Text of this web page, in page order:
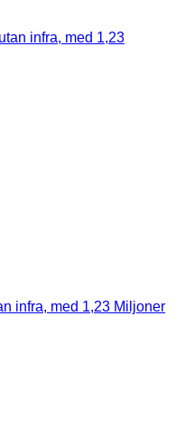
infra, med 1,23 Miljoner